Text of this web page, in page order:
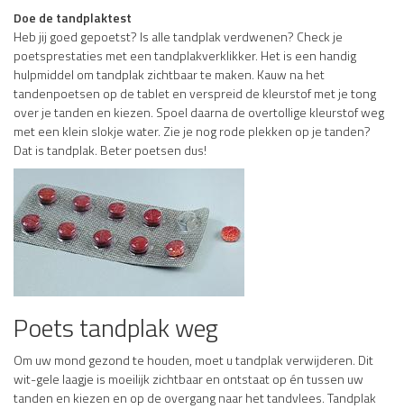
Doe de tandplaktest
Heb jij goed gepoetst? Is alle tandplak verdwenen? Check je
poetsprestaties met een tandplakverklikker. Het is een handig
hulpmiddel om tandplak zichtbaar te maken. Kauw na het
tandenpoetsen op de tablet en verspreid de kleurstof met je tong
over je tanden en kiezen. Spoel daarna de overtollige kleurstof weg
met een klein slokje water. Zie je nog rode plekken op je tanden?
Dat is tandplak. Beter poetsen dus!
Poets tandplak weg
Om uw mond gezond te houden, moet u tandplak verwijderen. Dit
wit-gele laagje is moeilijk zichtbaar en ontstaat op én tussen uw
tanden en kiezen en op de overgang naar het tandvlees. Tandplak